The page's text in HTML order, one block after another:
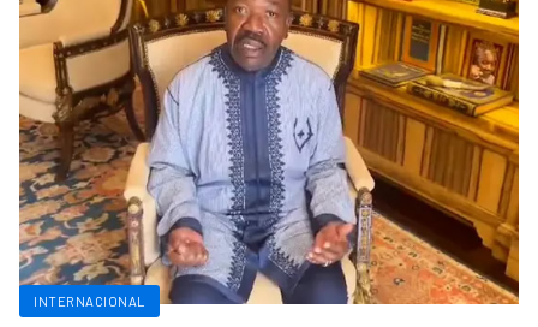
INTERNACIONAL